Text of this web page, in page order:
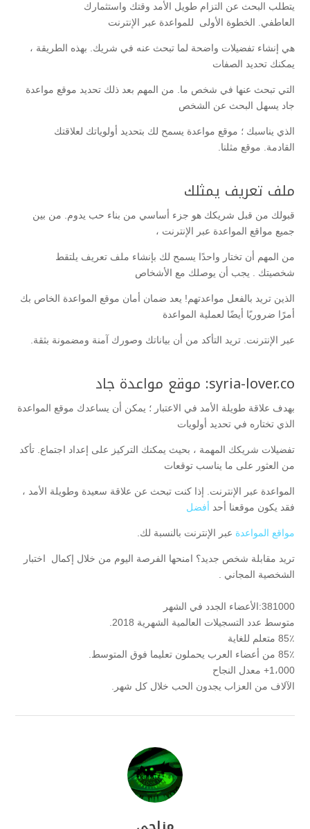
يتطلب البحث عن التزام طويل الأمد وقتك واستثمارك
العاطفي. الخطوة الأولى للمواعدة عبر الإنترنت
هي إنشاء تفضيلات واضحة لما تبحث عنه في شريك. بهذه الطريقة ،
يمكنك تحديد الصفات
التي تبحث عنها في شخص ما. من المهم بعد ذلك تحديد موقع مواعدة
جاد يسهل البحث عن الشخص
الذي يناسبك ؛ موقع مواعدة يسمح لك بتحديد أولوياتك لعلاقتك
القادمة. موقع مثلنا.
ملف تعريف يمثلك
قبولك من قبل شريكك هو جزء أساسي من بناء حب يدوم. من بين
جميع مواقع المواعدة عبر الإنترنت ،
من المهم أن تختار واحدًا يسمح لك بإنشاء ملف تعريف يلتقط
شخصيتك . يجب أن يوصلك مع الأشخاص
الذين تريد بالفعل مواعدتهم! يعد ضمان أمان موقع المواعدة الخاص بك
أمرًا ضروريًا أيضًا لعملية المواعدة
عبر الإنترنت. تريد التأكد من أن بياناتك وصورك آمنة ومضمونة بثقة.
syria-lover.co: موقع مواعدة جاد
بهدف علاقة طويلة الأمد في الاعتبار ؛ يمكن أن يساعدك موقع المواعدة
الذي تختاره في تحديد أولويات
تفضيلات شريكك المهمة ، بحيث يمكنك التركيز على إعداد اجتماع. تأكد
من العثور على ما يناسب توقعات
المواعدة عبر الإنترنت. إذا كنت تبحث عن علاقة سعيدة وطويلة الأمد ،
فقد يكون موقعنا أحد أفضل
مواقع المواعدة عبر الإنترنت بالنسبة لك.
تريد مقابلة شخص جديد؟ امنحها الفرصة اليوم من خلال إكمال اختبار
الشخصية المجاني .
381000:الأعضاء الجدد في الشهر
متوسط ​​عدد التسجيلات العالمية الشهرية 2018.
85٪ متعلم للغاية
85٪ من أعضاء العرب يحملون تعليما فوق المتوسط.
1،000+ معدل النجاح
الآلاف من العزاب يجدون الحب خلال كل شهر.